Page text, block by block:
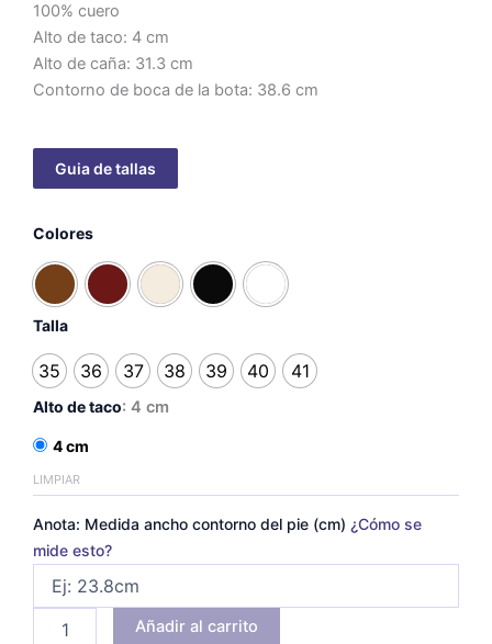
100% cuero
Alto de taco: 4 cm
Alto de caña: 31.3 cm
Contorno de boca de la bota: 38.6 cm
Colores
Talla
35 36 37 38 39 40 41
Alto de taco: 4 cm
4 cm
LIMPIAR
Anota: Medida ancho contorno del pie (cm) ¿Cómo se
mide esto?
lazos
caña
alta
-
taco
cantidad
Añadir al carrito